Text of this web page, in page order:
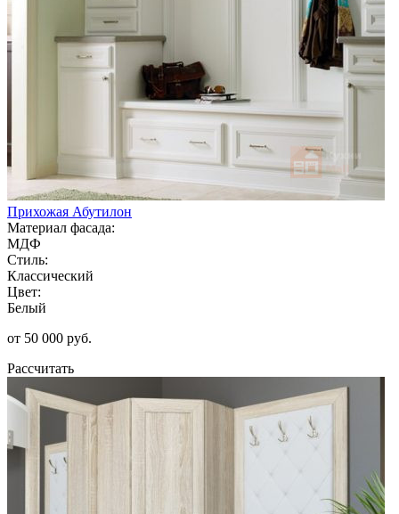
Прихожая Абутилон
Материал фасада:
МДФ
Стиль:
Классический
Цвет:
Белый
от 50 000 руб.
Рассчитать